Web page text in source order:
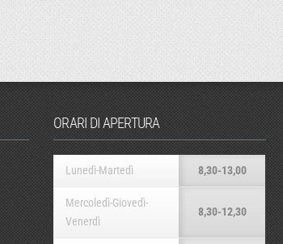
ORARI DI APERTURA
Lunedì-Martedì 8,30-13,00
Mercoledì-Giovedì-
Venerdì
8,30-12,30